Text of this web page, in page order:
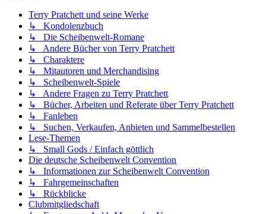
Terry Pratchett und seine Werke
↳ Kondolenzbuch
↳ Die Scheibenwelt-Romane
↳ Andere Bücher von Terry Pratchett
↳ Charaktere
↳ Mitautoren und Merchandising
↳ Scheibenwelt-Spiele
↳ Andere Fragen zu Terry Pratchett
↳ Bücher, Arbeiten und Referate über Terry Pratchett
↳ Fanleben
↳ Suchen, Verkaufen, Anbieten und Sammelbestellen
Lese-Themen
↳ Small Gods / Einfach göttlich
Die deutsche Scheibenwelt Convention
↳ Informationen zur Scheibenwelt Convention
↳ Fahrgemeinschaften
↳ Rückblicke
Clubmitgliedschaft